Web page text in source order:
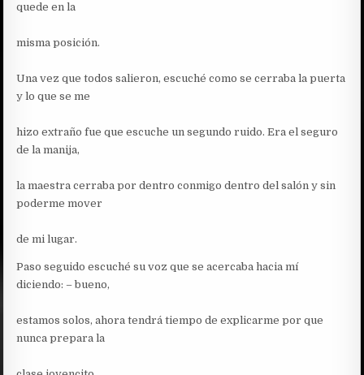
quede en la
misma posición.
Una vez que todos salieron, escuché como se cerraba la puerta
y lo que se me
hizo extraño fue que escuche un segundo ruido. Era el seguro
de la manija,
la maestra cerraba por dentro conmigo dentro del salón y sin
poderme mover
de mi lugar.
Paso seguido escuché su voz que se acercaba hacia mí
diciendo: – bueno,
estamos solos, ahora tendrá tiempo de explicarme por que
nunca prepara la